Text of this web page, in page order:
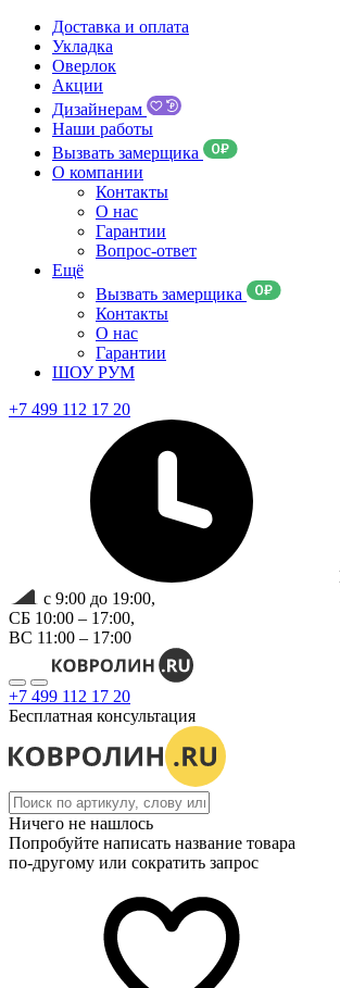
Доставка и оплата
Укладка
Оверлок
Акции
Дизайнерам
Наши работы
Вызвать замерщика
О компании
Контакты
О нас
Гарантии
Вопрос-ответ
Ещё
Вызвать замерщика
Контакты
О нас
Гарантии
ШОУ РУМ
+7 499 112 17 20
с 9:00 до 19:00,
СБ 10:00 – 17:00,
ВС 11:00 – 17:00
+7 499 112 17 20
Бесплатная консультация
Ничего не нашлось
Попробуйте написать название товара
по-другому или сократить запрос